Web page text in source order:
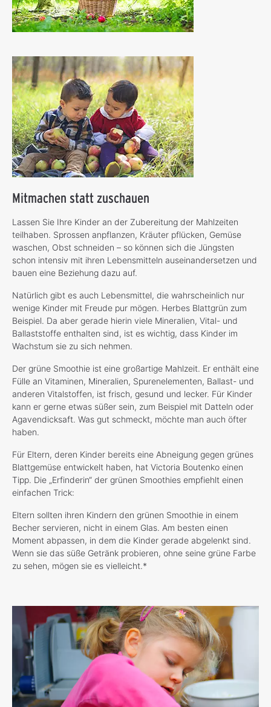
Mitmachen statt zuschauen
Lassen Sie Ihre Kinder an der Zubereitung der Mahlzeiten
teilhaben. Sprossen anpflanzen, Kräuter pflücken, Gemüse
waschen, Obst schneiden – so können sich die Jüngsten
schon intensiv mit ihren Lebensmitteln auseinandersetzen und
bauen eine Beziehung dazu auf.
Natürlich gibt es auch Lebensmittel, die wahrscheinlich nur
wenige Kinder mit Freude pur mögen. Herbes Blattgrün zum
Beispiel. Da aber gerade hierin viele Mineralien, Vital- und
Ballaststoffe enthalten sind, ist es wichtig, dass Kinder im
Wachstum sie zu sich nehmen.
Der grüne Smoothie ist eine großartige Mahlzeit. Er enthält eine
Fülle an Vitaminen, Mineralien, Spurenelementen, Ballast- und
anderen Vitalstoffen, ist frisch, gesund und lecker. Für Kinder
kann er gerne etwas süßer sein, zum Beispiel mit Datteln oder
Agavendicksaft. Was gut schmeckt, möchte man auch öfter
haben.
Für Eltern, deren Kinder bereits eine Abneigung gegen grünes
Blattgemüse entwickelt haben, hat Victoria Boutenko einen
Tipp. Die „Erfinderin“ der grünen Smoothies empfiehlt einen
einfachen Trick:
Eltern sollten ihren Kindern den grünen Smoothie in einem
Becher servieren, nicht in einem Glas. Am besten einen
Moment abpassen, in dem die Kinder gerade abgelenkt sind.
Wenn sie das süße Getränk probieren, ohne seine grüne Farbe
zu sehen, mögen sie es vielleicht.*